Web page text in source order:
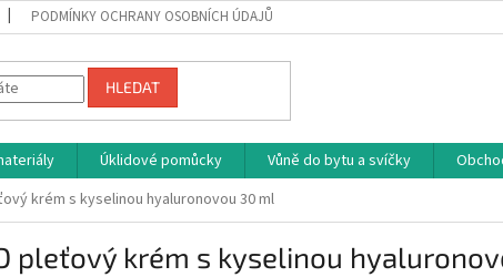
PODMÍNKY OCHRANY OSOBNÍCH ÚDAJŮ
HLEDAT
Úklidové pomůcky Vůně do bytu a svíčky
krém s kyselinou hyaluronovou 30 ml
pleťový krém s kyselinou